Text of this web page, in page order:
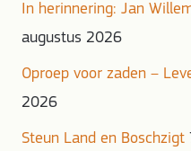
In herinnering: Jan
augustus 2026
Oproep voor zaden –
2026
Steun Land en Boschzigt